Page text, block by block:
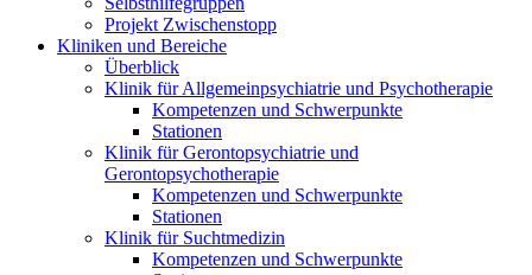
Projekt Zwischenstopp
Kliniken und Bereiche
Überblick
Klinik für Allgemeinpsychiatrie und Psychotherapie
Kompetenzen und Schwerpunkte
Stationen
Klinik für Gerontopsychiatrie und
Gerontopsychotherapie
Kompetenzen und Schwerpunkte
Stationen
Klinik für Suchtmedizin
Kompetenzen und Schwerpunkte